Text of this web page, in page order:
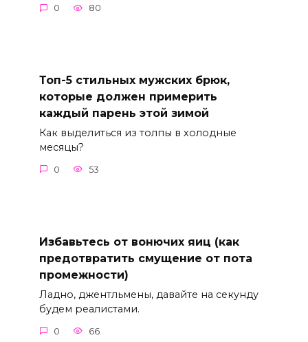
0 80
Топ-5 стильных мужских брюк,
которые должен примерить
каждый парень этой зимой
Как выделиться из толпы в холодные
месяцы?
0 53
Избавьтесь от вонючих яиц (как
предотвратить смущение от пота
промежности)
Ладно, джентльмены, давайте на секунду
будем реалистами.
0 66